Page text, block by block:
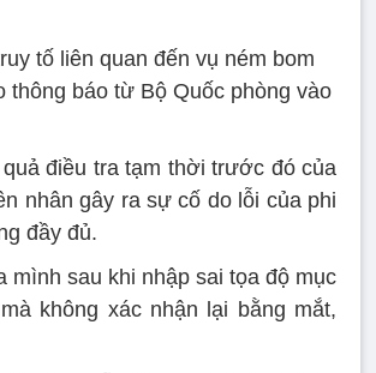
tố liên quan đến vụ ném bom
thông báo từ Bộ Quốc phòng vào
điều tra tạm thời trước đó của
nhân gây ra sự cố do lỗi của phi
đầy đủ.
mình sau khi nhập sai tọa độ mục
không xác nhận lại bằng mắt,